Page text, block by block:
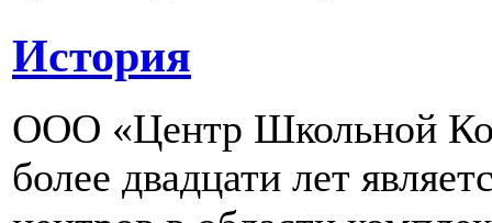
История
ООО «Центр Школьной
более двадцати лет